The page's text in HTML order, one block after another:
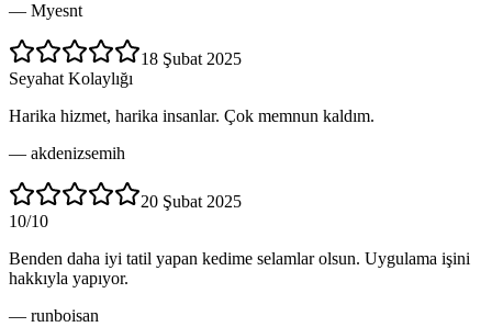
— Myesnt
18 Şubat 2025
Seyahat Kolaylığı
Harika hizmet, harika insanlar. Çok memnun kaldım.
— akdenizsemih
20 Şubat 2025
10/10
Benden daha iyi tatil yapan kedime selamlar olsun. Uygulama işini
hakkıyla yapıyor.
— runboisan